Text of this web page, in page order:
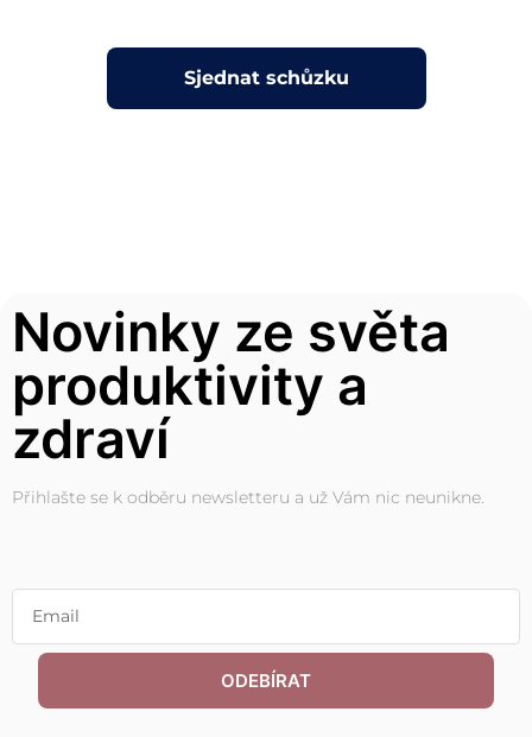
Sjednat schůzku
Novinky ze světa
produktivity a
zdraví
Přihlašte se k odběru newsletteru a už Vám nic neunikne.
ODEBÍRAT